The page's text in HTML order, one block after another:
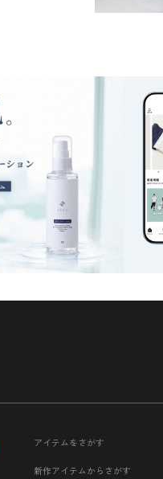
アイテムをさがす
新作アイテムからさがす